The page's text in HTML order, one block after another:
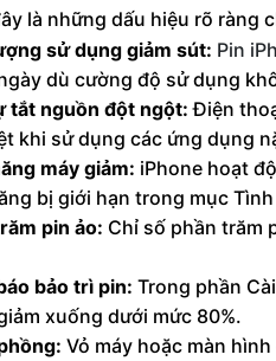
là những dấu hiệu rõ ràng
sử dụng giảm sút: Pin
dù cường độ sử dụng
tắt nguồn đột ngột: Điện
khi sử dụng các ứng dụng
máy giảm: iPhone hoạt
bị giới hạn trong mục
pin ảo: Chỉ số phần trăm
bảo trì pin: Trong phần
xuống dưới mức 80%.
Vỏ máy hoặc màn